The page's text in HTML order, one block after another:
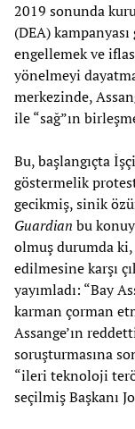
2019 sonunda
(DEA) kampanyası
engellemek ve
yönelmeyi
merkezinde,
ile “sağ”ın
Bu, başlangıçta
göstermelik
gecikmiş, sinik
Guardian bu
olmuş durumda ki,
edilmesine karşı
yayımladı: “Bay
karman çorman
Assange’ın
soruşturmasına
“ileri teknoloji
seçilmiş Başkanı